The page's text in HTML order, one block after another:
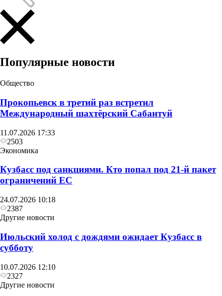
Другие новости
В воскресенье в Кузбассе сначала похолодает до
+6, а затем потеплеет до +27
Популярные новости
Общество
Прокопьевск в третий раз встретил
Международный шахтёрский Сабантуй
11.07.2026 17:33
2503
Экономика
Кузбасс под санкциями. Кто попал под 21‑й пакет
ограничений ЕС
24.07.2026 10:18
2387
Другие новости
Июльский холод с дождями ожидает Кузбасс в
субботу
10.07.2026 12:10
2327
Другие новости